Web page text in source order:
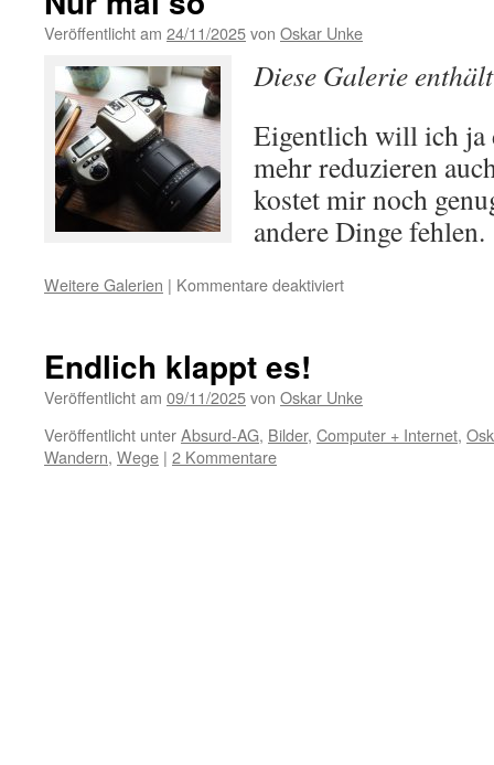
Veröffentlicht am 24/11/2025von Oskar Unke
Diese Galerie
Eigentlich will ich ja
mehr reduzieren
kostet mir noch
andere Dinge fehlen.
Weitere Galerien | Kommentare deaktiviertfür
Endlich klappt es!
Veröffentlicht am 09/11/2025von Oskar Unke
Veröffentlicht unterAbsurd-AG, Bilder, Computer + Internet,
Wandern, Wege | 2 Kommentare